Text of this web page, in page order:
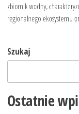
zbiornik wodny,
regionalnego ekosystemu
Szukaj
Ostatnie